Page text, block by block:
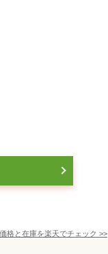
価格と在庫を楽天でチェック >>